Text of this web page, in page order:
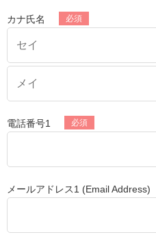
など気になる内容については何
＼次の名作は、あなたの手で
ン』など、数々の名作を手が
メント。
次のヒット作を動かす原動力
しております。
上)
制作進行 /正社員(アニメ
カナ氏名
電話番号1
メールアドレス1 (Email Address)